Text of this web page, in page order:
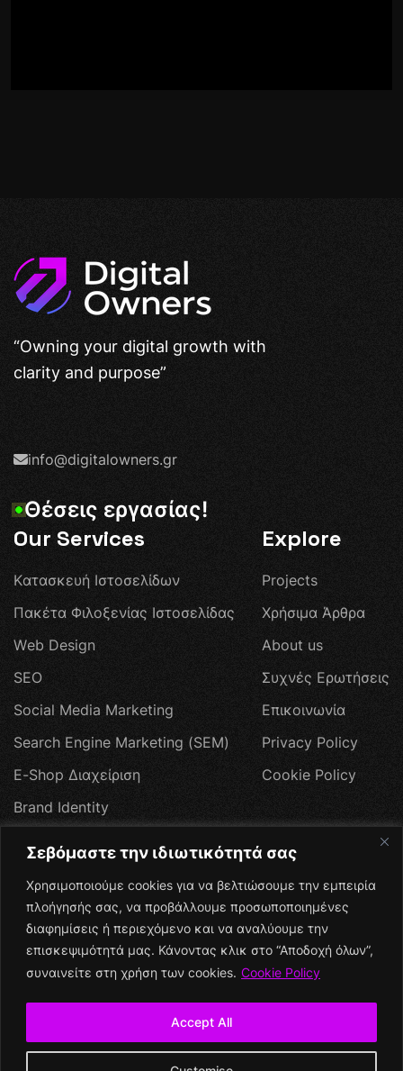
Σεβόμαστε την ιδιωτικότητά σας
Χρησιμοποιούμε cookies για να βελτιώσουμε την εμπειρία
πλοήγησής σας, να προβάλλουμε προσωποποιημένες
διαφημίσεις ή περιεχόμενο και να αναλύουμε την
επισκεψιμότητά μας. Κάνοντας κλικ στο “Αποδοχή όλων”,
συναινείτε στη χρήση των cookies. Cookie Policy
Accept All
“Owning your digital growth with
clarity and purpose”
info@digitalowners.gr
Θέσεις εργασίας!
Our Services
Κατασκευή Ιστοσελίδων
Πακέτα Φιλοξενίας Ιστοσελίδας
Web Design
SEO
Social Media Marketing
Search Engine Marketing (SEM)
E-Shop Διαχείριση
Brand Identity
Explore
Projects
Χρήσιμα Άρθρα
About us
Συχνές Ερωτήσεις
Επικοινωνία
Privacy Policy
Cookie Policy
Social Media
+